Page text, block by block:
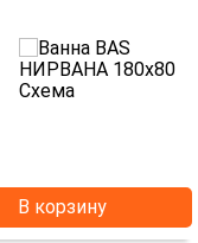
В корзину